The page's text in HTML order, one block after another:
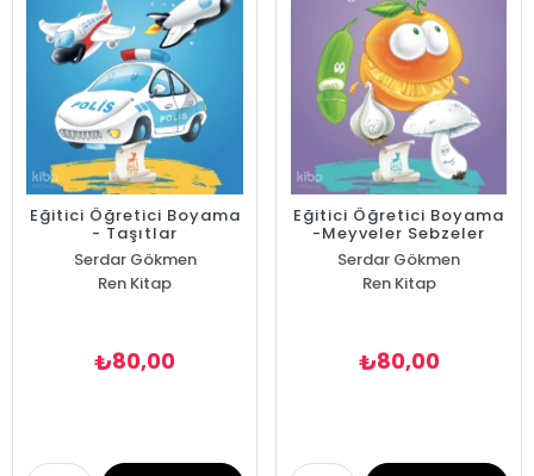
Eğitici Öğretici Boyama
- Taşıtlar
Serdar Gökmen
Ren Kitap
₺80,00
Eğitici Öğretici Boyama
-Meyveler Sebzeler
Serdar Gökmen
Ren Kitap
₺80,00